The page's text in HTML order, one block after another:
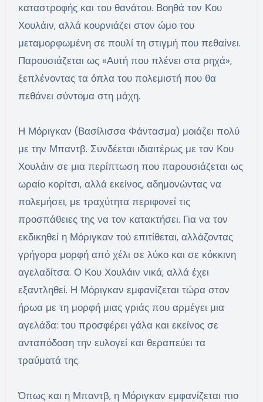
καταστροφής και του θανάτου. Βοηθά τον Κου
Χουλάιν, αλλά κουρνιάζει στον ώμο του
μεταμορφωμένη σε πουλί τη στιγμή που πεθαίνει.
Παρουσιάζεται ως «Αυτή που πλένει στα ρηχά»,
ξεπλένοντας τα όπλα του πολεμιστή που θα
πεθάνει σύντομα στη μάχη.
Η Μόριγκαν (Βασίλισσα Φάντασμα) μοιάζει πολύ
με την Μπαντβ. Συνδέεται ιδιαιτέρως με τον Κου
Χουλάιν σε μια περίπτωση που παρουσιάζεται ως
ωραίο κορίτσι, αλλά εκείνος, αδημονώντας να
πολεμήσει, με τραχύτητα περιφονεί τις
προσπάθειες της να τον κατακτήσει. Για να τον
εκδικηθεί η Μόριγκαν τού επιτίθεται, αλλάζοντας
γρήγορα μορφή από χέλι σε λύκο και σε κόκκινη
αγελαδίτσα. Ο Κου Χουλάιν νικά, αλλά έχει
εξαντληθεί. Η Μόριγκαν εμφανίζεται τώρα στον
ήρωα με τη μορφή μιας γριάς που αρμέγει μια
αγελάδα: του προσφέρει γάλα και εκείνος σε
ανταπόδοση την ευλογεί και θεραπεύει τα
τραύματά της.
Όπως και η Μπαντβ, η Μόριγκαν εμφανίζεται πιο